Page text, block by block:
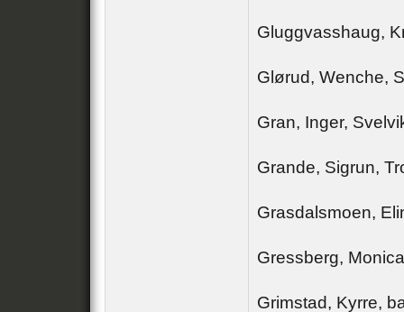
Gluggvasshaug,
Glørud, Wenche,
Gran, Inger,
Grande, Sigrun,
Grasdalsmoen,
Gressberg,
Grimstad, Kyrre,